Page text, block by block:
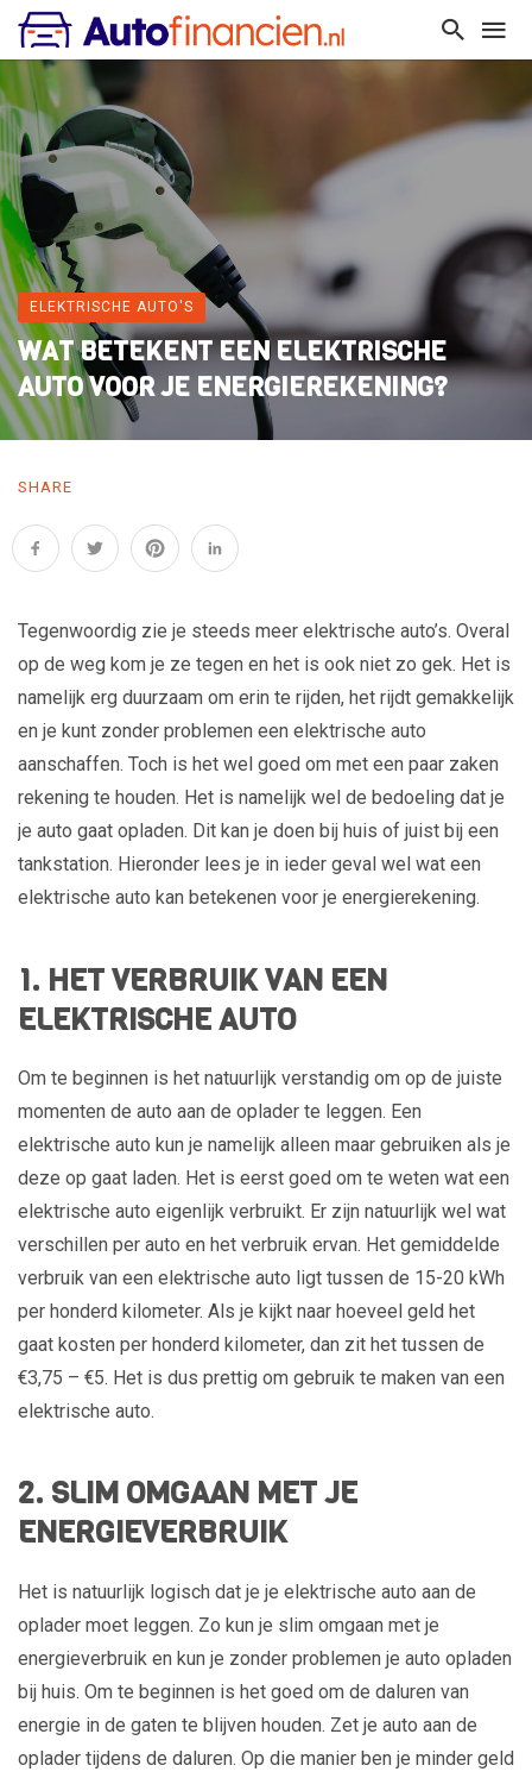
ELEKTRISCHE AUTO'S
WAT BETEKENT EEN ELEKTRISCHE
AUTO VOOR JE ENERGIEREKENING?
SHARE
Tegenwoordig zie je steeds meer elektrische auto’s. Overal
op de weg kom je ze tegen en het is ook niet zo gek. Het is
namelijk erg duurzaam om erin te rijden, het rijdt gemakkelijk
en je kunt zonder problemen een elektrische auto
aanschaffen. Toch is het wel goed om met een paar zaken
rekening te houden. Het is namelijk wel de bedoeling dat je
je auto gaat opladen. Dit kan je doen bij huis of juist bij een
tankstation. Hieronder lees je in ieder geval wel wat een
elektrische auto kan betekenen voor je energierekening.
1. HET VERBRUIK VAN EEN
ELEKTRISCHE AUTO
Om te beginnen is het natuurlijk verstandig om op de juiste
momenten de auto aan de oplader te leggen. Een
elektrische auto kun je namelijk alleen maar gebruiken als je
deze op gaat laden. Het is eerst goed om te weten wat een
elektrische auto eigenlijk verbruikt. Er zijn natuurlijk wel wat
verschillen per auto en het verbruik ervan. Het gemiddelde
verbruik van een elektrische auto ligt tussen de 15-20 kWh
per honderd kilometer. Als je kijkt naar hoeveel geld het
gaat kosten per honderd kilometer, dan zit het tussen de
€3,75 – €5. Het is dus prettig om gebruik te maken van een
elektrische auto.
2. SLIM OMGAAN MET JE
ENERGIEVERBRUIK
Het is natuurlijk logisch dat je je elektrische auto aan de
oplader moet leggen. Zo kun je slim omgaan met je
energieverbruik en kun je zonder problemen je auto opladen
bij huis. Om te beginnen is het goed om de daluren van
energie in de gaten te blijven houden. Zet je auto aan de
oplader tijdens de daluren. Op die manier ben je minder geld